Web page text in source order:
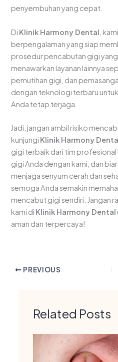
penyembuhan yang cepat.
Di Klinik Harmony Dental ,
berpengalaman yang siap
prosedur pencabutan gigi
menawarkan layanan lainnya
pemutihan gigi, dan
dengan teknologi terbaru
Anda tetap terjaga.
Jadi, jangan ambil risiko
kunjungi Klinik Harmony
gigi terbaik dari tim profesional
gigi Anda dengan kami, dan
menjaga senyum cerah dan
semoga Anda semakin
mencabut gigi sendiri. Jangan
kami di Klinik Harmony Dental
aman dan terpercaya!
PREVIOUS
Related Posts